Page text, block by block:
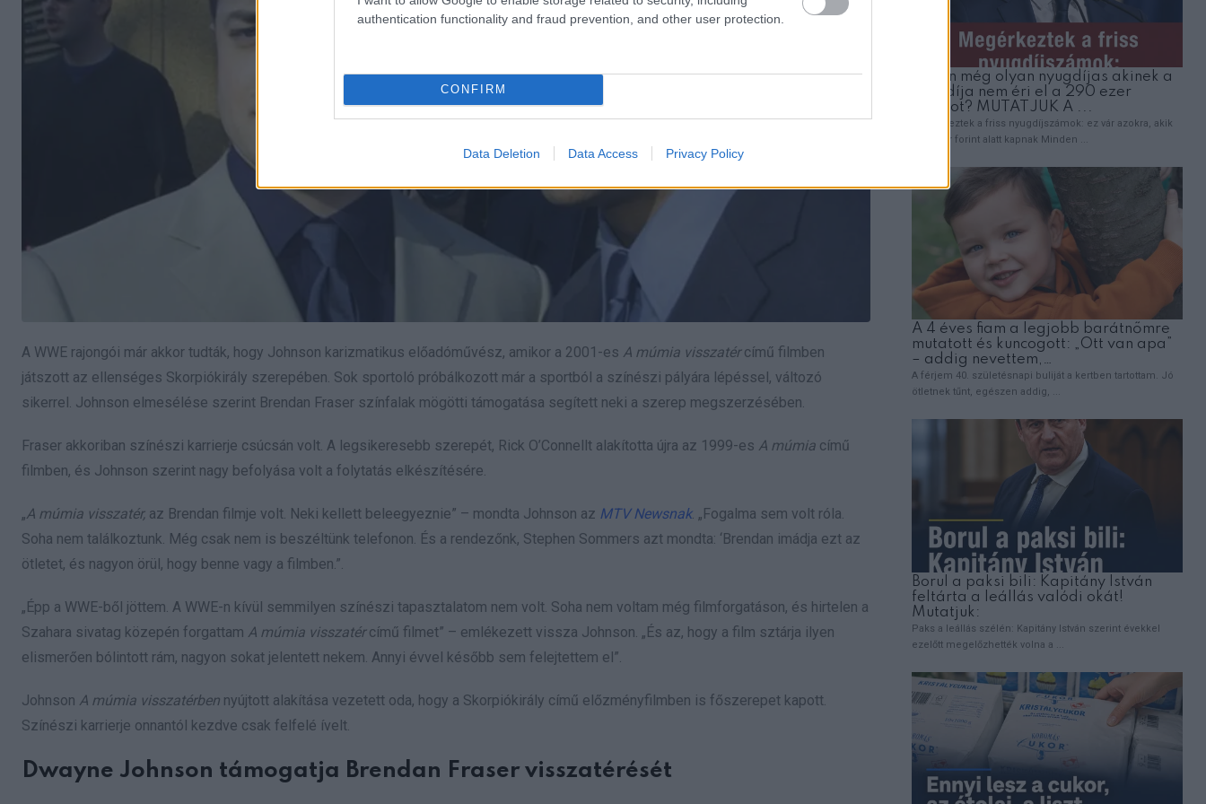
authentication functionality and fraud prevention, and other user protection.
CONFIRM
Data Deletion Data Access Privacy Policy
A WWE rajongói már akkor tudták, hogy Johnson karizmatikus előadóművész, amikor a 2001-es A múmia visszatércímű filmben
játszott az ellenséges Skorpiókirály szerepében. Sok sportoló próbálkozott már a sportból a színészi pályára lépéssel, változó
sikerrel. Johnson elmesélése szerint Brendan Fraser színfalak mögötti támogatása segített neki a szerep megszerzésében.
Fraser akkoriban színészi karrierje csúcsán volt. A legsikeresebb szerepét, Rick O’Connellt alakította újra az 1999-es A múmia című
filmben, és Johnson szerint nagy befolyása volt a folytatás elkészítésére.
„A múmia visszatér, az Brendan filmje volt. Neki kellett beleegyeznie” – mondta Johnson az MTV Newsnak. „Fogalma sem volt róla.
Soha nem találkoztunk. Még csak nem is beszéltünk telefonon. És a rendezőnk, Stephen Sommers azt mondta: ‘Brendan imádja ezt az
ötletet, és nagyon örül, hogy benne vagy a filmben.”.
„Épp a WWE-ből jöttem. A WWE-n kívül semmilyen színészi tapasztalatom nem volt. Soha nem voltam még filmforgatáson, és hirtelen a
Szahara sivatag közepén forgattam A múmia visszatércímű filmet” – emlékezett vissza Johnson. „És az, hogy a film sztárja ilyen
elismerően bólintott rám, nagyon sokat jelentett nekem. Annyi évvel később sem felejtettem el”.
Johnson A múmia visszatérben nyújtott alakítása vezetett oda, hogy a Skorpiókirály című előzményfilmben is főszerepet kapott.
Színészi karrierje onnantól kezdve csak felfelé ívelt.
Dwayne Johnson támogatja Brendan Fraser visszatérését